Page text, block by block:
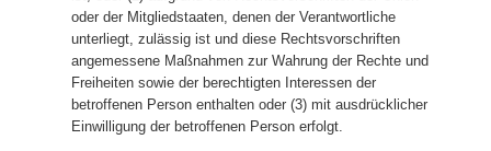
oder der Mitgliedstaaten, denen der Verantwortliche
unterliegt, zulässig ist und diese Rechtsvorschriften
angemessene Maßnahmen zur Wahrung der Rechte und
Freiheiten sowie der berechtigten Interessen der
betroffenen Person enthalten oder (3) mit ausdrücklicher
Einwilligung der betroffenen Person erfolgt.